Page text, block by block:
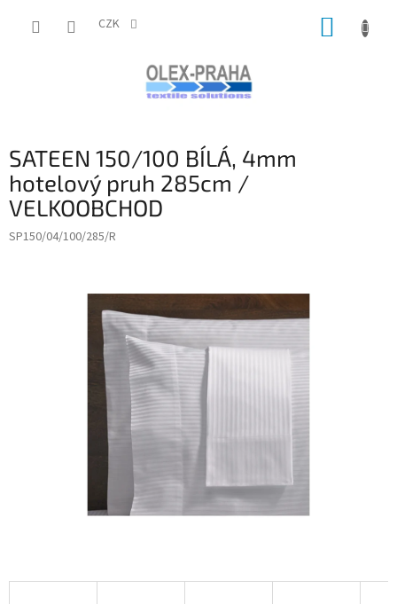
CZK
SATEEN 150/100 BÍLÁ, 4mm
hotelový pruh 285cm /
VELKOOBCHOD
SP150/04/100/285/R